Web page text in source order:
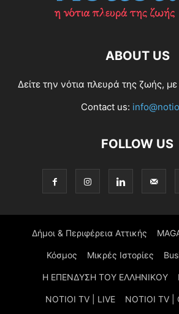
ABOUT US
Δείτε την νότια πλευρά της ζωής, με
Contact us:
FOLLOW US
Δήμοι & Περιφέρεια Αττικής
Κόσμος Μικρές Ιστορίες
Η ΕΠΕΝΔΥΣΗ ΤΟΥ ΕΛΛΗΝΙΚΟΥ
NOTIOI TV | LIVE NOTIOI TV |